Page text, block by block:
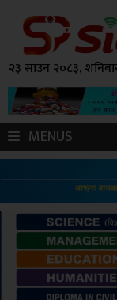
२३ साउन २०८३,
MENUS